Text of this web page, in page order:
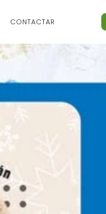
CONTACTAR